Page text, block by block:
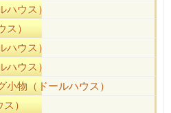
ウス）
）
ウス）
ウス）
物（ドールハウス）
）